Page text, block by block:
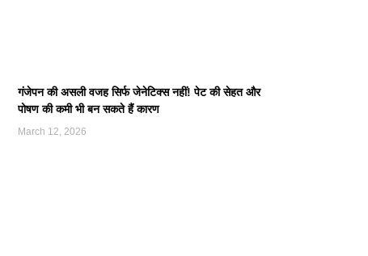
गंजेपन की असली वजह सिर्फ जेनेटिक्स नहीं! पेट की सेहत और
पोषण की कमी भी बन सकते हैं कारण
March 12, 2026